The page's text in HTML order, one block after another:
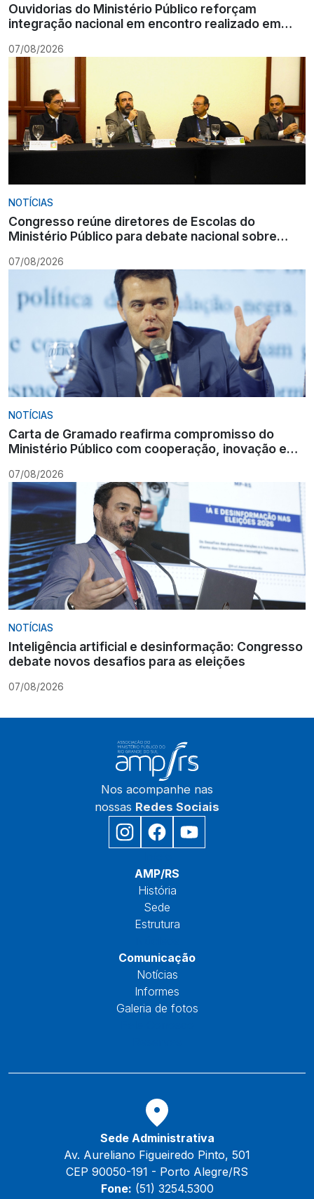
Ouvidorias do Ministério Público reforçam
integração nacional em encontro realizado em
07/08/2026
NOTÍCIAS
Congresso reúne diretores de Escolas do
Ministério Público para debate nacional sobre
07/08/2026
NOTÍCIAS
Carta de Gramado reafirma compromisso do
Ministério Público com cooperação, inovação e
07/08/2026
NOTÍCIAS
Inteligência artificial e desinformação: Congresso
debate novos desafios para as eleições
07/08/2026
Nos acompanhe nas
nossas Redes Sociais
AMP/RS
História
Sede
Estrutura
Comunicação
Notícias
Informes
Galeria de fotos
Sede Administrativa
Av. Aureliano Figueiredo Pinto, 501
CEP 90050-191 - Porto Alegre/RS
Fone: (51) 3254.5300